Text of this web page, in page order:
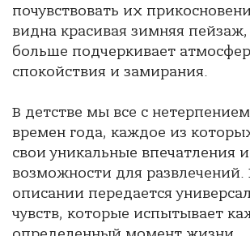
почувствовать их
видна красивая зимняя
больше подчеркивает
спокойствия и замирания.
В детстве мы все с
времен года, каждое из
свои уникальные впечатления и
возможности для развлечений.
описании передается
чувств, которые испытывает